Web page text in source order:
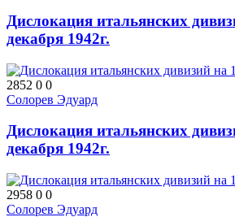
Дислокация итальянских
декабря 1942г.
2852 0 0
Солорев Эдуард
Дислокация итальянских
декабря 1942г.
2958 0 0
Солорев Эдуард